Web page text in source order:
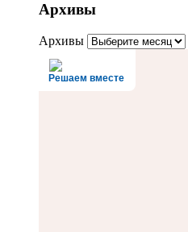
Архивы
Архивы
Решаем вместе